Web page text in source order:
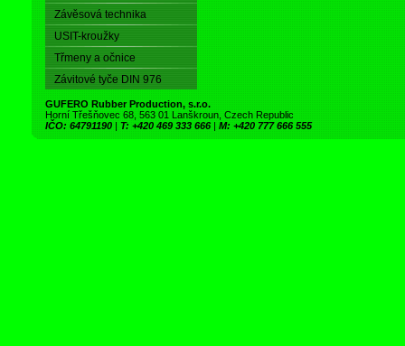
Závěsová technika
USIT-kroužky
Třmeny a očnice
Závitové tyče DIN 976
GUFERO Rubber Production, s.r.o.
Horní Třešňovec 68, 563 01 Lanškroun, Czech Republic
IČO: 64791190 | T: +420 469 333 666 | M: +420 777 666 555